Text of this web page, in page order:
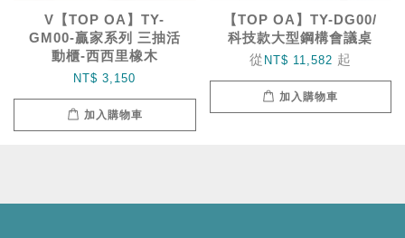
V【TOP OA】TY-
GM00-贏家系列 三抽活
動櫃-西西里橡木
NT$ 3,150
加入購物車
【TOP OA】TY-DG00/
科技款大型鋼構會議桌
從 NT$ 11,582 起
加入購物車